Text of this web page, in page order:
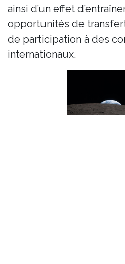
ainsi d’un effet
opportunités de
de participation à des
internationaux.